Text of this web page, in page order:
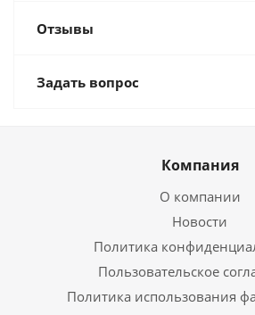
Отзывы
Задать вопрос
Компания
О компании
Новости
Политика
Пользовательское
Политика использования